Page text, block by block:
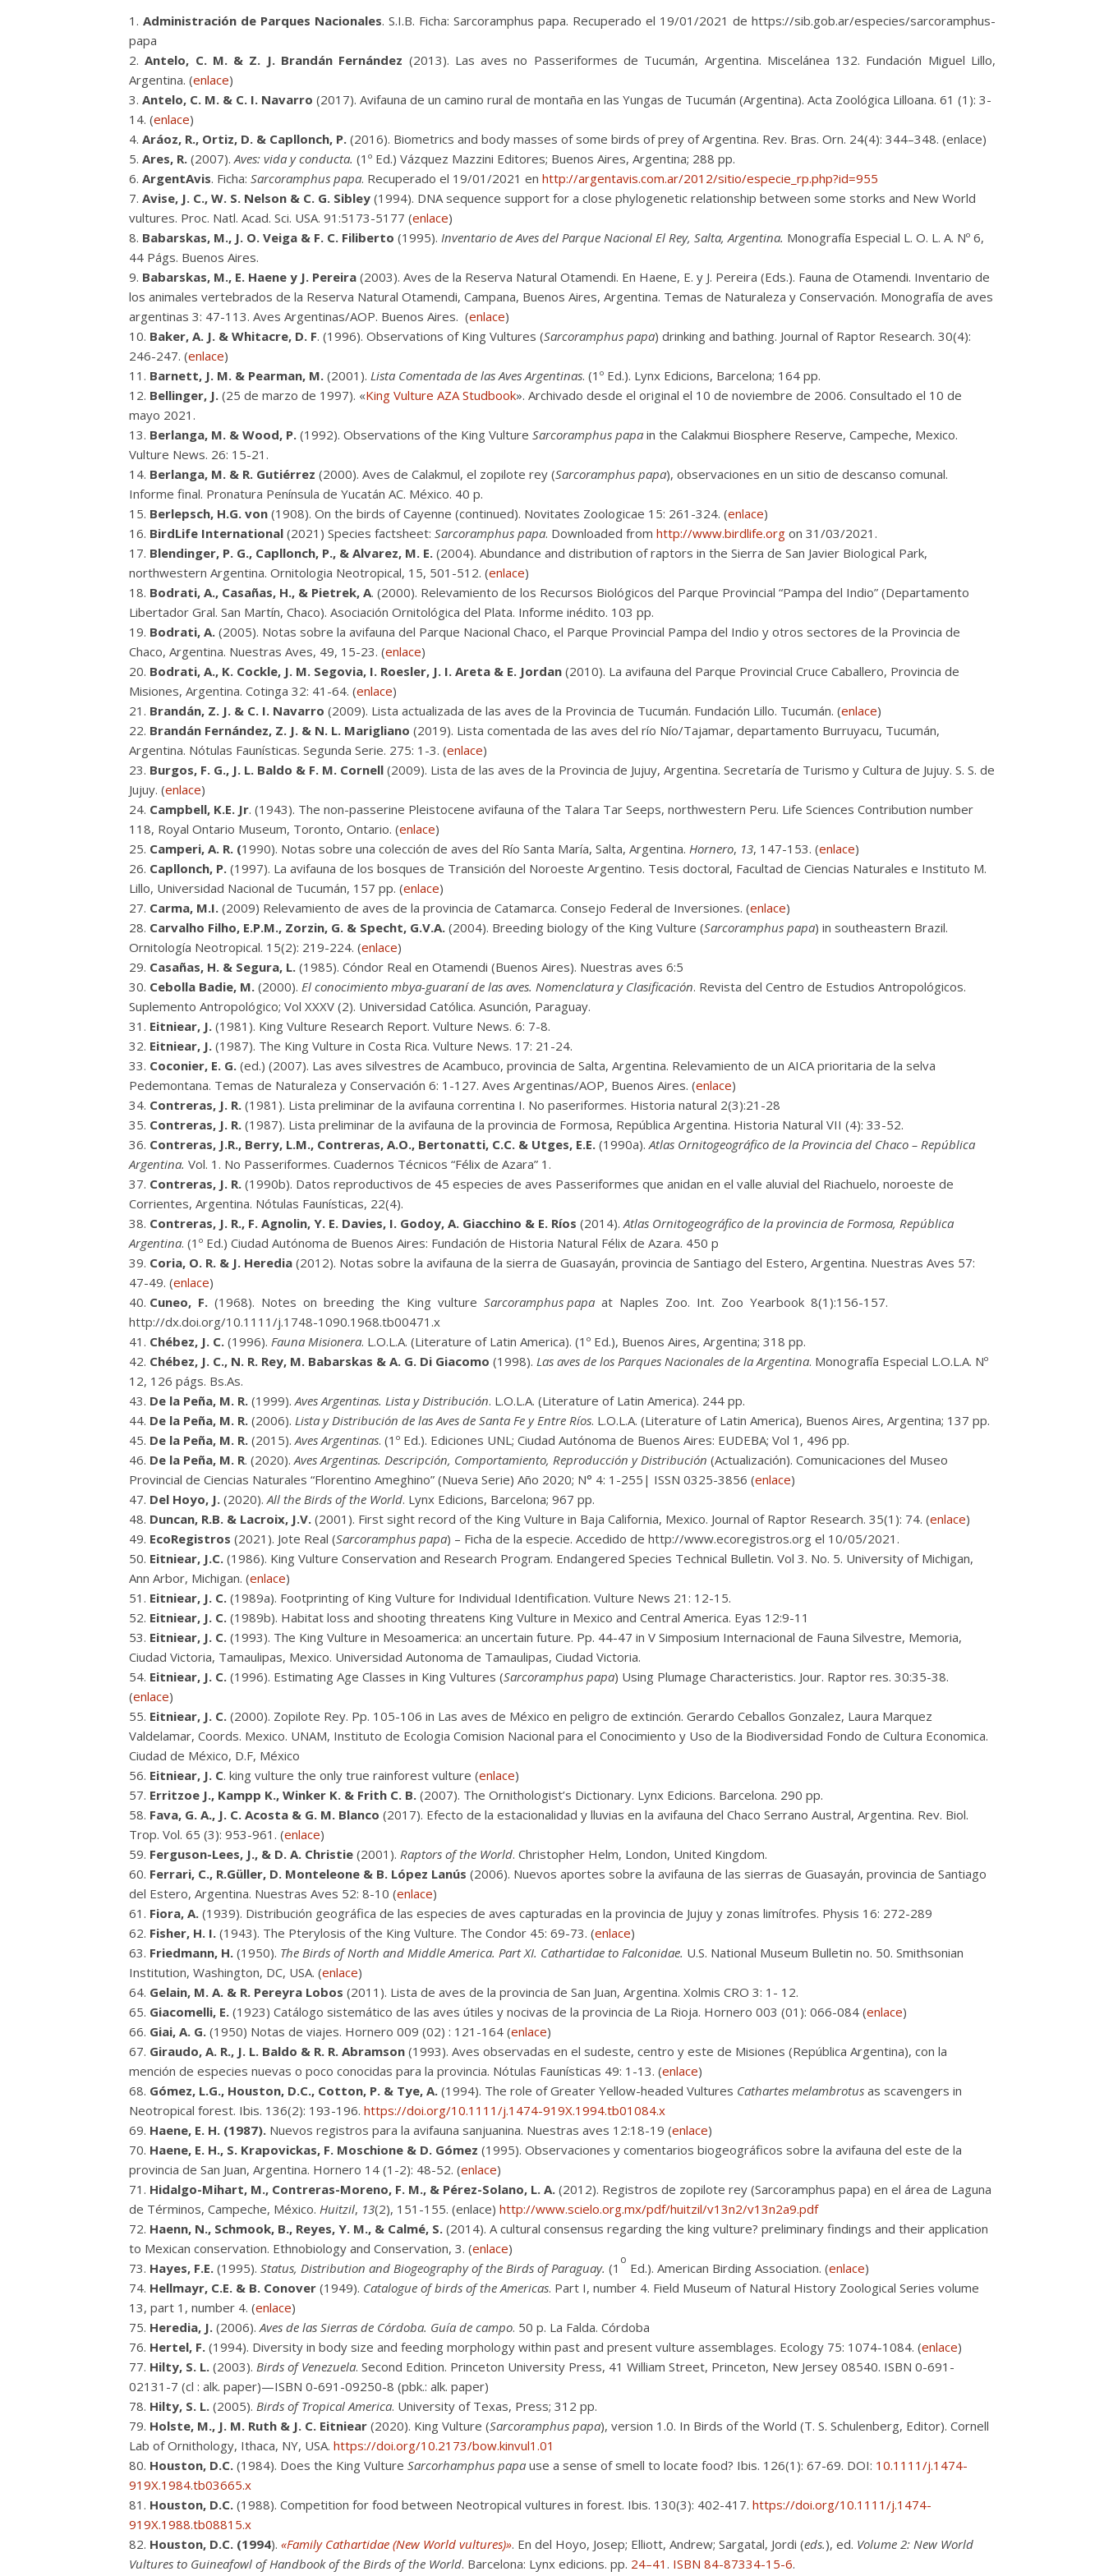
Administración de Parques Nacionales. S.I.B. Ficha: Sarcoramphus papa. Recuperado el 19/01/2021 de https://sib.gob.ar/especies/sarcoramphus-
papa
Antelo, C. M. & Z. J. Brandán Fernández (2013). Las aves no Passeriformes de Tucumán, Argentina. Miscelánea 132. Fundación Miguel Lillo,
Argentina. (enlace)
Antelo, C. M. & C. I. Navarro (2017). Avifauna de un camino rural de montaña en las Yungas de Tucumán (Argentina). Acta Zoológica Lilloana. 61 (1): 3-
14. (enlace)
Aráoz, R., Ortiz, D. & Capllonch, P. (2016). Biometrics and body masses of some birds of prey of Argentina. Rev. Bras. Orn. 24(4): 344–348. (enlace)
Ares, R. (2007).Aves: vida y conducta. (1º Ed.) Vázquez Mazzini Editores; Buenos Aires, Argentina; 288 pp.
ArgentAvis. Ficha: Sarcoramphus papa. Recuperado el 19/01/2021 en http://argentavis.com.ar/2012/sitio/especie_rp.php?id=955
Avise, J. C., W. S. Nelson & C. G. Sibley (1994). DNA sequence support for a close phylogenetic relationship between some storks and New World
vultures. Proc. Natl. Acad. Sci. USA. 91:5173-5177 (enlace)
Babarskas, M., J. O. Veiga & F. C. Filiberto (1995). Inventario de Aves del Parque Nacional El Rey, Salta, Argentina. Monografía Especial L. O. L. A. Nº 6,
44 Págs. Buenos Aires.
Babarskas, M., E. Haene y J. Pereira (2003). Aves de la Reserva Natural Otamendi. En Haene, E. y J. Pereira (Eds.). Fauna de Otamendi. Inventario de
los animales vertebrados de la Reserva Natural Otamendi, Campana, Buenos Aires, Argentina. Temas de Naturaleza y Conservación. Monografía de aves
argentinas 3: 47-113. Aves Argentinas/AOP. Buenos Aires. (enlace)
Baker, A. J. & Whitacre, D. F. (1996). Observations of King Vultures (Sarcoramphus papa) drinking and bathing. Journal of Raptor Research. 30(4):
246-247. (enlace)
Barnett, J. M. & Pearman, M. (2001). Lista Comentada de las Aves Argentinas. (1º Ed.). Lynx Edicions, Barcelona; 164 pp.
Bellinger, J. (25 de marzo de 1997). «King Vulture AZA Studbook». Archivado desde el original el 10 de noviembre de 2006. Consultado el 10 de
mayo 2021.
Berlanga, M. & Wood, P. (1992). Observations of the King Vulture Sarcoramphus papa in the Calakmui Biosphere Reserve, Campeche, Mexico.
Vulture News. 26: 15-21.
Berlanga, M. & R. Gutiérrez (2000). Aves de Calakmul, el zopilote rey (Sarcoramphus papa), observaciones en un sitio de descanso comunal.
Informe final. Pronatura Península de Yucatán AC. México. 40 p.
Berlepsch, H.G. von (1908). On the birds of Cayenne (continued). Novitates Zoologicae 15: 261-324. (enlace)
BirdLife International (2021) Species factsheet: Sarcoramphus papa. Downloaded from http://www.birdlife.org on 31/03/2021.
Blendinger, P. G., Capllonch, P., & Alvarez, M. E. (2004). Abundance and distribution of raptors in the Sierra de San Javier Biological Park,
northwestern Argentina. Ornitologia Neotropical, 15, 501-512. (enlace)
Bodrati, A., Casañas, H., & Pietrek, A. (2000). Relevamiento de los Recursos Biológicos del Parque Provincial “Pampa del Indio” (Departamento
Libertador Gral. San Martín, Chaco). Asociación Ornitológica del Plata. Informe inédito. 103 pp.
Bodrati, A. (2005). Notas sobre la avifauna del Parque Nacional Chaco, el Parque Provincial Pampa del Indio y otros sectores de la Provincia de
Chaco, Argentina. Nuestras Aves, 49, 15-23. (enlace)
Bodrati, A., K. Cockle, J. M. Segovia, I. Roesler, J. I. Areta & E. Jordan (2010). La avifauna del Parque Provincial Cruce Caballero, Provincia de
Misiones, Argentina. Cotinga 32: 41-64. (enlace)
Brandán, Z. J. & C. I. Navarro (2009). Lista actualizada de las aves de la Provincia de Tucumán. Fundación Lillo. Tucumán. (enlace)
Brandán Fernández, Z. J. & N. L. Marigliano (2019). Lista comentada de las aves del río Nío/Tajamar, departamento Burruyacu, Tucumán,
Argentina. Nótulas Faunísticas. Segunda Serie. 275: 1-3. (enlace)
Burgos, F. G., J. L. Baldo & F. M. Cornell (2009). Lista de las aves de la Provincia de Jujuy, Argentina. Secretaría de Turismo y Cultura de Jujuy. S. S. de
Jujuy. (enlace)
Campbell, K.E. Jr. (1943). The non-passerine Pleistocene avifauna of the Talara Tar Seeps, northwestern Peru. Life Sciences Contribution number
118, Royal Ontario Museum, Toronto, Ontario. (enlace)
Camperi, A. R. (1990). Notas sobre una colección de aves del Río Santa María, Salta, Argentina. Hornero, 13, 147-153. (enlace)
Capllonch, P. (1997). La avifauna de los bosques de Transición del Noroeste Argentino. Tesis doctoral, Facultad de Ciencias Naturales e Instituto M.
Lillo, Universidad Nacional de Tucumán, 157 pp. (enlace)
Carma, M.I. (2009) Relevamiento de aves de la provincia de Catamarca. Consejo Federal de Inversiones. (enlace)
Carvalho Filho, E.P.M., Zorzin, G. & Specht, G.V.A. (2004). Breeding biology of the King Vulture (Sarcoramphus papa) in southeastern Brazil.
Ornitología Neotropical. 15(2): 219-224. (enlace)
Casañas, H. & Segura, L. (1985). Cóndor Real en Otamendi (Buenos Aires). Nuestras aves 6:5
Cebolla Badie, M. (2000). El conocimiento mbya-guaraní de las aves. Nomenclatura y Clasificación. Revista del Centro de Estudios Antropológicos.
Suplemento Antropológico; Vol XXXV (2). Universidad Católica. Asunción, Paraguay.
Eitniear, J. (1981). King Vulture Research Report. Vulture News. 6: 7-8.
Eitniear, J. (1987). The King Vulture in Costa Rica. Vulture News. 17: 21-24.
Coconier, E. G. (ed.) (2007). Las aves silvestres de Acambuco, provincia de Salta, Argentina. Relevamiento de un AICA prioritaria de la selva
Pedemontana. Temas de Naturaleza y Conservación 6: 1-127. Aves Argentinas/AOP, Buenos Aires. (enlace)
Contreras, J. R. (1981). Lista preliminar de la avifauna correntina I. No paseriformes. Historia natural 2(3):21-28
Contreras, J. R. (1987). Lista preliminar de la avifauna de la provincia de Formosa, República Argentina. Historia Natural VII (4): 33-52.
Contreras, J.R., Berry, L.M., Contreras, A.O., Bertonatti, C.C. & Utges, E.E. (1990a).Atlas Ornitogeográfico de la Provincia del Chaco – República
Argentina. Vol. 1. No Passeriformes. Cuadernos Técnicos “Félix de Azara” 1.
Contreras, J. R. (1990b). Datos reproductivos de 45 especies de aves Passeriformes que anidan en el valle aluvial del Riachuelo, noroeste de
Corrientes, Argentina. Nótulas Faunísticas, 22(4).
Contreras, J. R., F. Agnolin, Y. E. Davies, I. Godoy, A. Giacchino & E. Ríos (2014).Atlas Ornitogeográfico de la provincia de Formosa, República
Argentina. (1º Ed.) Ciudad Autónoma de Buenos Aires: Fundación de Historia Natural Félix de Azara. 450 p
Coria, O. R. & J. Heredia (2012). Notas sobre la avifauna de la sierra de Guasayán, provincia de Santiago del Estero, Argentina. Nuestras Aves 57:
47-49. (enlace)
Cuneo, F. (1968). Notes on breeding the King vulture Sarcoramphus papa at Naples Zoo. Int. Zoo Yearbook 8(1):156-157.
http://dx.doi.org/10.1111/j.1748-1090.1968.tb00471.x
Chébez, J. C. (1996). Fauna Misionera. L.O.L.A. (Literature of Latin America). (1º Ed.), Buenos Aires, Argentina; 318 pp.
Chébez, J. C., N. R. Rey, M. Babarskas & A. G. Di Giacomo (1998). Las aves de los Parques Nacionales de la Argentina. Monografía Especial L.O.L.A. Nº
12, 126 págs. Bs.As.
De la Peña, M. R. (1999).Aves Argentinas. Lista y Distribución. L.O.L.A. (Literature of Latin America). 244 pp.
De la Peña, M. R. (2006). Lista y Distribución de las Aves de Santa Fe y Entre Ríos. L.O.L.A. (Literature of Latin America), Buenos Aires, Argentina; 137 pp.
De la Peña, M. R. (2015).Aves Argentinas. (1º Ed.). Ediciones UNL; Ciudad Autónoma de Buenos Aires: EUDEBA; Vol 1, 496 pp.
De la Peña, M. R. (2020).Aves Argentinas. Descripción, Comportamiento, Reproducción y Distribución (Actualización). Comunicaciones del Museo
Provincial de Ciencias Naturales “Florentino Ameghino” (Nueva Serie) Año 2020; N° 4: 1-255| ISSN 0325-3856 (enlace)
Del Hoyo, J. (2020).All the Birds of the World. Lynx Edicions, Barcelona; 967 pp.
Duncan, R.B. & Lacroix, J.V. (2001). First sight record of the King Vulture in Baja California, Mexico. Journal of Raptor Research. 35(1): 74. (enlace)
EcoRegistros (2021). Jote Real (Sarcoramphus papa) – Ficha de la especie. Accedido de http://www.ecoregistros.org el 10/05/2021.
Eitniear, J.C. (1986). King Vulture Conservation and Research Program. Endangered Species Technical Bulletin. Vol 3. No. 5. University of Michigan,
Ann Arbor, Michigan. (enlace)
Eitniear, J. C. (1989a). Footprinting of King Vulture for Individual Identification. Vulture News 21: 12-15.
Eitniear, J. C. (1989b). Habitat loss and shooting threatens King Vulture in Mexico and Central America. Eyas 12:9-11
Eitniear, J. C. (1993). The King Vulture in Mesoamerica: an uncertain future. Pp. 44-47 in V Simposium Internacional de Fauna Silvestre, Memoria,
Ciudad Victoria, Tamaulipas, Mexico. Universidad Autonoma de Tamaulipas, Ciudad Victoria.
Eitniear, J. C. (1996). Estimating Age Classes in King Vultures (Sarcoramphus papa) Using Plumage Characteristics. Jour. Raptor res. 30:35-38.
(enlace)
Eitniear, J. C. (2000). Zopilote Rey. Pp. 105-106 in Las aves de México en peligro de extinción. Gerardo Ceballos Gonzalez, Laura Marquez
Valdelamar, Coords. Mexico. UNAM, Instituto de Ecologia Comision Nacional para el Conocimiento y Uso de la Biodiversidad Fondo de Cultura Economica.
Ciudad de México, D.F, México
Eitniear, J. C. king vulture the only true rainforest vulture (enlace)
Erritzoe J., Kampp K., Winker K. & Frith C. B. (2007). The Ornithologist’s Dictionary. Lynx Edicions. Barcelona. 290 pp.
Fava, G. A., J. C. Acosta & G. M. Blanco (2017). Efecto de la estacionalidad y lluvias en la avifauna del Chaco Serrano Austral, Argentina. Rev. Biol.
Trop. Vol. 65 (3): 953-961. (enlace)
Ferguson-Lees, J., & D. A. Christie (2001). Raptors of the World. Christopher Helm, London, United Kingdom.
Ferrari, C., R.Güller, D. Monteleone & B. López Lanús (2006). Nuevos aportes sobre la avifauna de las sierras de Guasayán, provincia de Santiago
del Estero, Argentina. Nuestras Aves 52: 8-10 (enlace)
Fiora, A. (1939). Distribución geográfica de las especies de aves capturadas en la provincia de Jujuy y zonas limítrofes. Physis 16: 272-289
Fisher, H. I. (1943). The Pterylosis of the King Vulture. The Condor 45: 69-73. (enlace)
Friedmann, H. (1950). The Birds of North and Middle America. Part XI. Cathartidae to Falconidae. U.S. National Museum Bulletin no. 50. Smithsonian
Institution, Washington, DC, USA. (enlace)
Gelain, M. A. & R. Pereyra Lobos (2011). Lista de aves de la provincia de San Juan, Argentina. Xolmis CRO 3: 1- 12.
Giacomelli, E. (1923) Catálogo sistemático de las aves útiles y nocivas de la provincia de La Rioja. Hornero 003 (01): 066-084 (enlace)
Giai, A. G. (1950) Notas de viajes. Hornero 009 (02) : 121-164 (enlace)
Giraudo, A. R., J. L. Baldo & R. R. Abramson (1993). Aves observadas en el sudeste, centro y este de Misiones (República Argentina), con la
mención de especies nuevas o poco conocidas para la provincia. Nótulas Faunísticas 49: 1-13. (enlace)
Gómez, L.G., Houston, D.C., Cotton, P. & Tye, A. (1994). The role of Greater Yellow-headed Vultures Cathartes melambrotus as scavengers in
Neotropical forest. Ibis. 136(2): 193-196. https://doi.org/10.1111/j.1474-919X.1994.tb01084.x
Haene, E. H. (1987). Nuevos registros para la avifauna sanjuanina. Nuestras aves 12:18-19 (enlace)
Haene, E. H., S. Krapovickas, F. Moschione & D. Gómez (1995). Observaciones y comentarios biogeográficos sobre la avifauna del este de la
provincia de San Juan, Argentina. Hornero 14 (1-2): 48-52. (enlace)
Hidalgo-Mihart, M., Contreras-Moreno, F. M., & Pérez-Solano, L. A. (2012). Registros de zopilote rey (Sarcoramphus papa) en el área de Laguna
de Términos, Campeche, México. Huitzil, 13(2), 151-155. (enlace) http://www.scielo.org.mx/pdf/huitzil/v13n2/v13n2a9.pdf
Haenn, N., Schmook, B., Reyes, Y. M., & Calmé, S. (2014). A cultural consensus regarding the king vulture? preliminary findings and their application
to Mexican conservation. Ethnobiology and Conservation, 3. (enlace)
Hayes, F.E. (1995). Status, Distribution and Biogeography of the Birds of Paraguay. (1
o
Ed.). American Birding Association. (enlace)
Hellmayr, C.E. & B. Conover (1949). Catalogue of birds of the Americas. Part I, number 4. Field Museum of Natural History Zoological Series volume
13, part 1, number 4. (enlace)
Heredia, J. (2006).Aves de las Sierras de Córdoba. Guía de campo. 50 p. La Falda. Córdoba
Hertel, F. (1994). Diversity in body size and feeding morphology within past and present vulture assemblages. Ecology 75: 1074-1084. (enlace)
Hilty, S. L. (2003). Birds of Venezuela. Second Edition. Princeton University Press, 41 William Street, Princeton, New Jersey 08540. ISBN 0-691-
02131-7 (cl : alk. paper)—ISBN 0-691-09250-8 (pbk.: alk. paper)
Hilty, S. L. (2005). Birds of Tropical America. University of Texas, Press; 312 pp.
Holste, M., J. M. Ruth & J. C. Eitniear (2020). King Vulture (Sarcoramphus papa), version 1.0. In Birds of the World (T. S. Schulenberg, Editor). Cornell
Lab of Ornithology, Ithaca, NY, USA. https://doi.org/10.2173/bow.kinvul1.01
Houston, D.C. (1984). Does the King Vulture Sarcorhamphus papa use a sense of smell to locate food? Ibis. 126(1): 67-69. DOI: 10.1111/j.1474-
919X.1984.tb03665.x
Houston, D.C. (1988). Competition for food between Neotropical vultures in forest. Ibis. 130(3): 402-417. https://doi.org/10.1111/j.1474-
919X.1988.tb08815.x
Houston, D.C. (1994). «Family Cathartidae (New World vultures)». En del Hoyo, Josep; Elliott, Andrew; Sargatal, Jordi (eds.), ed. Volume 2: New World
Vultures to Guineafowl of Handbook of the Birds of the World. Barcelona: Lynx edicions. pp. 24–41 . ISBN 84-87334-15-6.